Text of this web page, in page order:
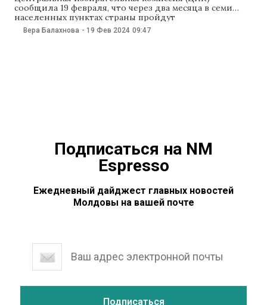
сообщила 19 февраля, что через два месяца в семи
населенных пунктах страны пройдут
дополнительные выборы в местные органы власти.
Речь о Кайраклии Тараклийского района, селах
Вера Балахнова - 19 Фев 2024 09:47
Подписаться на NM
Espresso
Ежедневный дайджест главных новостей
Молдовы на вашей почте